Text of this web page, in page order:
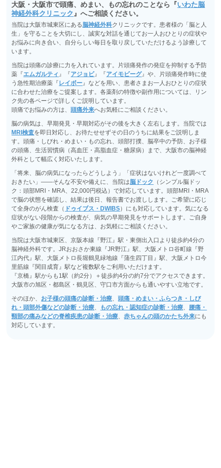
大阪・大阪市で頭痛、めまい、もの忘れのことなら『いわた脳
神経外科クリニック』へご相談ください。
当院は大阪市城東区にある脳神経外科クリニックです。患者様の「脳と人
生」を守ることを大切にし、誠実な対話を通じてお一人おひとりの症状や
お悩みに向き合い、自分らしい毎日を取り戻していただけるよう診療して
います。
当院は頭痛の診療に力を入れています。片頭痛発作の発症を抑制する予防
薬『エムガルティ 』『アジョビ』『アイモビーグ』や、片頭痛発作時に使
う急性期治療薬『 レイボー 』などを用い、患者さまお一人おひとりの症状
に合わせた治療をご提案します。各薬剤の特徴や副作用については、リン
ク先の各ページで詳しくご説明しています。
頭痛でお悩みの方は、頭痛外来へお気軽にご相談ください。
脳の病気は、早期発見・早期対応がその後を大きく左右します。当院では
MRI検査を即日対応し、お待たせせずその日のうちに結果をご説明しま
す。頭痛・しびれ・めまい・もの忘れ、頭部打撲、脳卒中の予防、お子様
の頭痛、生活習慣病（高血圧・高脂血症・糖尿病）まで、大阪市の脳神経
外科として幅広く対応いたします。
「将来、脳の病気になったらどうしよう」「症状はないけれど一度調べて
おきたい」――そんな不安や備えに、当院は脳ドック （シンプル脳ドッ
ク：頭部MRI・MRA、22,000円税込）で対応しています。頭部MRI・MRA
で脳の状態を確認し、結果は後日、報告書でお渡しします。ご希望に応じ
て全身のがん検査（ ドゥイブス・DWIBS）にも対応しています。気になる
症状がない段階からの検査が、病気の早期発見をサポートします。ご自身
やご家族の健康が気になる方は、お気軽にご相談ください。
当院は大阪市城東区、京阪本線『野江』駅・東側出入口より徒歩約4分の
脳神経外科です。JRおおさか東線『JR野江』駅、大阪メトロ谷町線『野
江内代』駅、大阪メトロ長堀鶴見緑地線『蒲生四丁目』駅、大阪メトロ今
里筋線『関目成育』駅など複数駅をご利用いただけます。
『京橋』駅からも1駅（約2分）＋徒歩約4分の約7分でアクセスできます。
大阪市の旭区・都島区・鶴見区、守口市方面からも通いやすい立地です。
そのほか、 お子様の頭痛の診断・治療 、頭痛・めまい・ふらつき・しび
れ・頭部外傷などの診断・治療
もの忘れ・認知症の診断・治療
腰痛・
頸部の痛みなどの脊椎疾患の診断・治療 、赤ちゃんの頭のかたち外来にも
対応しています。